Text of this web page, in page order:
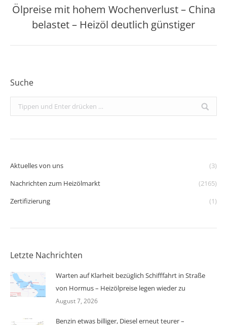
Nächster
Beitrag:
Ölpreise mit hohem Wochenverlust – China
belastet – Heizöl deutlich günstiger
Suche
Search:
Aktuelles von uns
(3)
Nachrichten zum Heizölmarkt
(2165)
Zertifizierung
(1)
Letzte Nachrichten
Warten auf Klarheit bezüglich Schifffahrt in Straße
von Hormus – Heizölpreise legen wieder zu
August 7, 2026
Benzin etwas billiger, Diesel erneut teurer –